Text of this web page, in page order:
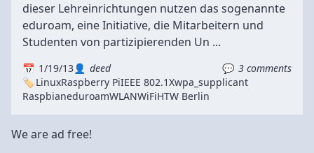
dieser Lehreinrichtungen nutzen das sogenannte
eduroam, eine Initiative, die Mitarbeitern und
Studenten von partizipierenden Un ...
1/19/13 deed
3 comments
LinuxRaspberry PiIEEE 802.1Xwpa_supplicant
RaspbianeduroamWLANWiFiHTW Berlin
We are ad free!